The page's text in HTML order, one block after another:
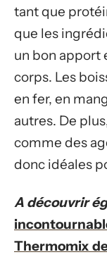
tant que
que les
un bon apport
corps. Les
en fer, en
autres. De
comme des
donc idéales
A découvrir
Thermomix